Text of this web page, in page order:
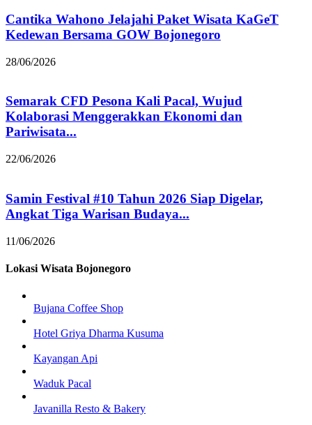
Cantika Wahono Jelajahi Paket Wisata KaGeT
Kedewan Bersama GOW Bojonegoro
28/06/2026
Semarak CFD Pesona Kali Pacal, Wujud
Kolaborasi Menggerakkan Ekonomi dan
Pariwisata...
22/06/2026
Samin Festival #10 Tahun 2026 Siap Digelar,
Angkat Tiga Warisan Budaya...
11/06/2026
Lokasi Wisata Bojonegoro
Bujana Coffee Shop
Hotel Griya Dharma Kusuma
Kayangan Api
Waduk Pacal
Javanilla Resto & Bakery